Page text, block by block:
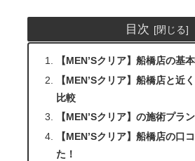
目次
【MEN’Sクリア】船橋店の基
【MEN’Sクリア】船橋店と近
比較
【MEN’Sクリア】の施術プラン
【MEN’Sクリア】船橋店の口
た！